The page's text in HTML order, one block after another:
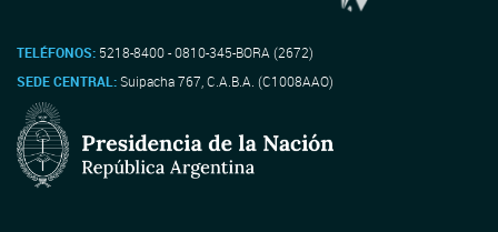
TELÉFONOS: 5218-8400 - 0810-345-BORA (2672)
SEDE CENTRAL:Suipacha 767, C.A.B.A. (C1008AAO)